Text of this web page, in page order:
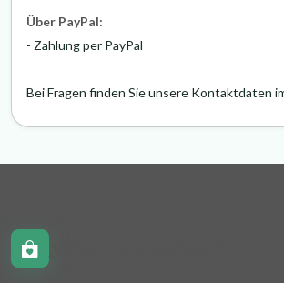
Über PayPal:
- Zahlung per PayPal
Bei Fragen finden Sie unsere Kontaktdaten